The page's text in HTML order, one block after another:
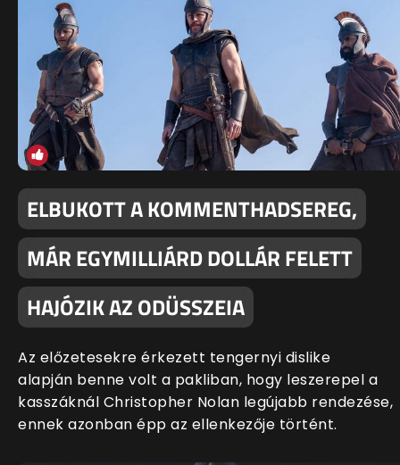
ELBUKOTT A KOMMENTHADSEREG,
MÁR EGYMILLIÁRD DOLLÁR FELETT
HAJÓZIK AZ ODÜSSZEIA
Az előzetesekre érkezett tengernyi dislike
alapján benne volt a pakliban, hogy leszerepel a
kasszáknál Christopher Nolan legújabb rendezése,
ennek azonban épp az ellenkezője történt.